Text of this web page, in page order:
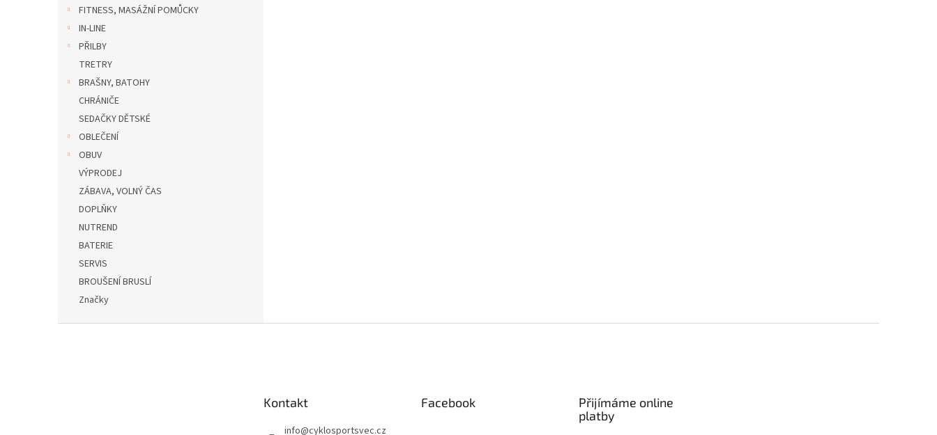
FITNESS, MASÁŽNÍ POMŮCKY
IN-LINE
PŘILBY
TRETRY
BRAŠNY, BATOHY
CHRÁNIČE
SEDAČKY DĚTSKÉ
OBLEČENÍ
OBUV
VÝPRODEJ
ZÁBAVA, VOLNÝ ČAS
DOPLŇKY
NUTREND
BATERIE
SERVIS
BROUŠENÍ BRUSLÍ
Značky
Kontakt
info@cyklosportsvec.cz
Facebook
Přijímáme online
platby